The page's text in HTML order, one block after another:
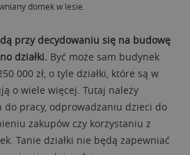
domek w lesie.
przy decydowaniu się na budowę
działki. Być może sam budynek
000 zł, o tyle działki, które są w
o wiele więcej. Tutaj należy
do pracy, odprowadzaniu dzieci do
zakupów czy korzystaniu z
Tanie działki nie będą zapewniać